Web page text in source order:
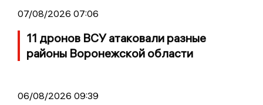
07/08/2026 07:06
11 дронов ВСУ атаковали разные
районы Воронежской области
06/08/2026 09:39